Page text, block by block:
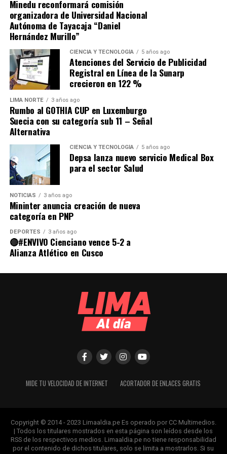
Source link
Comparte esto:
Minedu reconformará comisión
organizadora de Universidad Nacional
Autónoma de Tayacaja “Daniel
Hernández Murillo”
CIENCIA Y TECNOLOGÍA 5 años ago
Atenciones del Servicio de Publicidad
Registral en Línea de la Sunarp
crecieron en 122 %
LIMA NORTE 3 años ago
Rumbo al GOTHIA CUP en Luxemburgo
Suecia con su categoría sub 11 – Señal
Alternativa
CIENCIA Y TECNOLOGÍA 5 años ago
Depsa lanza nuevo servicio Medical Box
para el sector Salud
NOTICIAS 3 años ago
Mininter anuncia creación de nueva
categoría en PNP
DEPORTES 3 años ago
🔴#ENVIVO Cienciano vence 5-2 a
Alianza Atlético en Cusco
MIDE TU VELOCIDAD DE INTERNET ACORTADOR DE ENLACES GRATIS
Copyright © 2014 - 2023 Limaaldia.pe Es operado por CC Multimedios.
| Todos los titulares mostrados en esta página son leídos desde los
RSS de los respectivos medios. Limaaldia.pe no tiene responsabilidad
por el contenido de dichos titulares, solo se limita a mostrarlos. Si su